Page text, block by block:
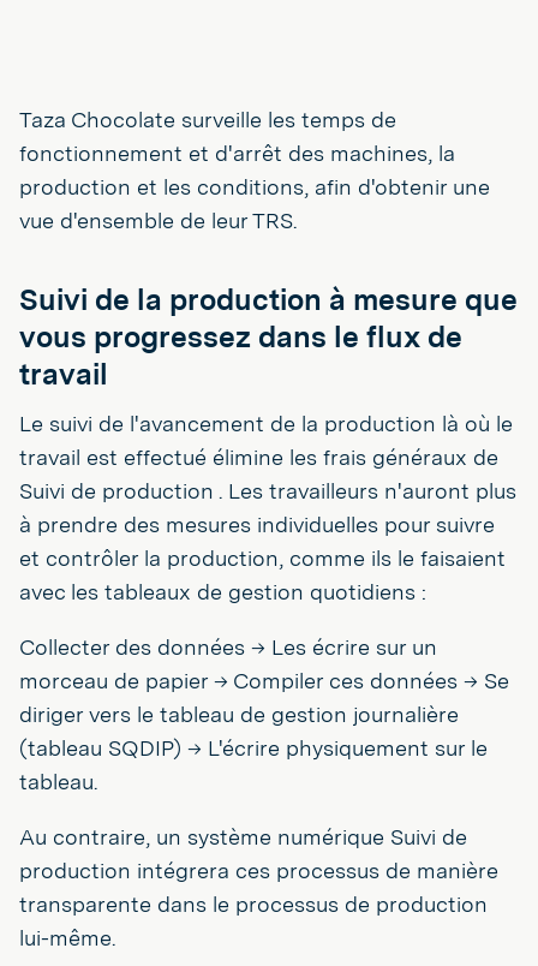
Taza Chocolate surveille les temps de
fonctionnement et d'arrêt des machines, la
production et les conditions, afin d'obtenir une
vue d'ensemble de leur TRS.
Suivi de la production à mesure que
vous progressez dans le flux de
travail
Le suivi de l'avancement de la production là où le
travail est effectué élimine les frais généraux de
Suivi de production . Les travailleurs n'auront plus
à prendre des mesures individuelles pour suivre
et contrôler la production, comme ils le faisaient
avec les tableaux de gestion quotidiens :
Collecter des données → Les écrire sur un
morceau de papier → Compiler ces données → Se
diriger vers le tableau de gestion journalière
(tableau SQDIP) → L'écrire physiquement sur le
tableau.
Au contraire, un système numérique Suivi de
production intégrera ces processus de manière
transparente dans le processus de production
lui-même.